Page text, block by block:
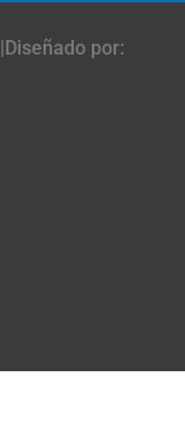
por: